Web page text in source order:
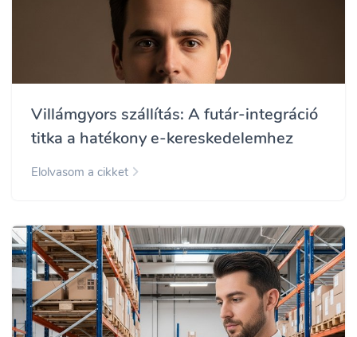
Villámgyors szállítás: A futár-integráció
titka a hatékony e-kereskedelemhez
Elolvasom a cikket